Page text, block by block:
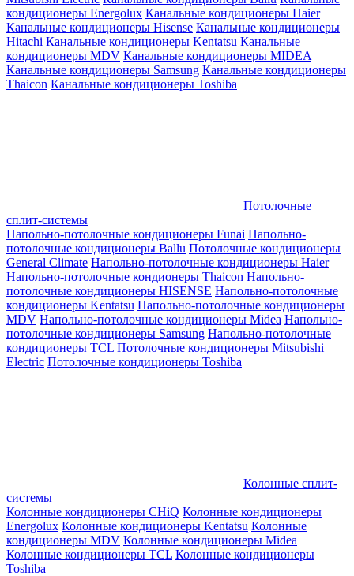
кондиционеры Energolux Канальные кондиционеры Haier
Канальные кондиционеры Hisense Канальные кондиционеры
Hitachi Канальные кондиционеры Kentatsu Канальные
кондиционеры MDV Канальные кондиционеры MIDEA
Канальные кондиционеры Samsung Канальные кондиционеры
Thaicon Канальные кондиционеры Toshiba
Потолочные
сплит-системы
Напольно-потолочные кондиционеры Funai Напольно-
потолочные кондиционеры Ballu Потолочные кондиционеры
General Climate Напольно-потолочные кондиционеры Haier
Напольно-потолочные кондионеры Thaicon Напольно-
потолочные кондиционеры HISENSE Напольно-потолочные
кондиционеры Kentatsu Напольно-потолочные кондиционеры
MDV Напольно-потолочные кондиционеры Midea Напольно-
потолочные кондиционеры Samsung Напольно-потолочные
кондиционеры TCL Потолочные кондиционеры Mitsubishi
Electric Потолочные кондиционеры Toshiba
Колонные сплит-
системы
Колонные кондиционеры CHiQ Колонные кондиционеры
Energolux Колонные кондиционеры Kentatsu Колонные
кондиционеры MDV Колонные кондиционеры Midea
Колонные кондиционеры TCL Колонные кондиционеры
Toshiba